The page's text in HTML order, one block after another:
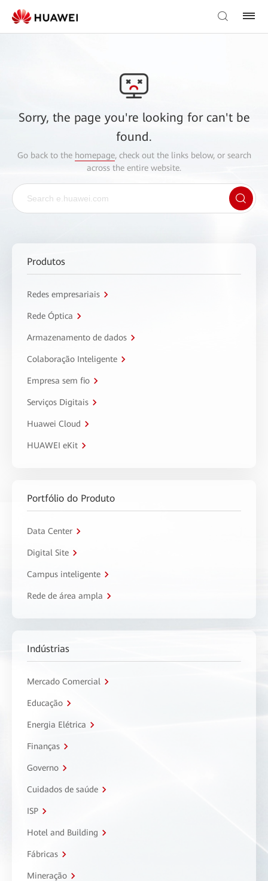
Sorry, the page you're looking for can't be
found.
Go back to the homepage, check out the links below, or search
across the entire website.
Produtos
Redes empresariais
Rede Óptica
Armazenamento de dados
Colaboração Inteligente
Empresa sem fio
Serviços Digitais
Huawei Cloud
HUAWEI eKit
Portfólio do Produto
Data Center
Digital Site
Campus inteligente
Rede de área ampla
Indústrias
Mercado Comercial
Educação
Energia Elétrica
Finanças
Governo
Cuidados de saúde
ISP
Hotel and Building
Fábricas
Mineração